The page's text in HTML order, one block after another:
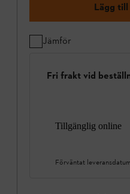
Lägg
Jämför
Fri frakt vid
Tillgänglig online
Förväntat